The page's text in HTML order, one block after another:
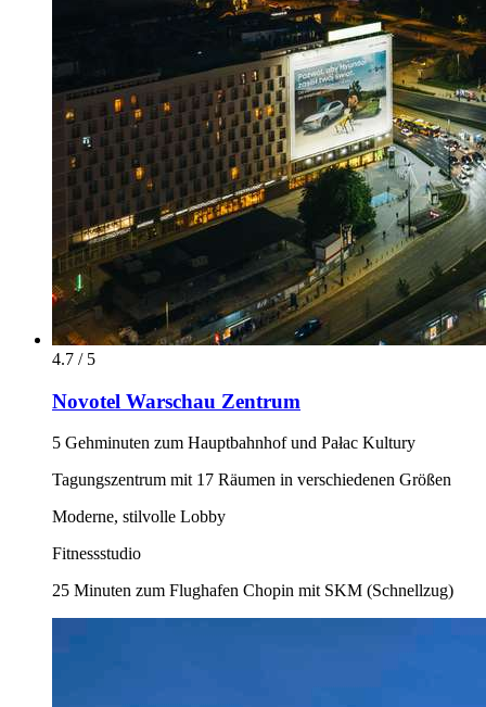
4.7 / 5
Novotel Warschau Zentrum
5 Gehminuten zum Hauptbahnhof und Pałac Kultury
Tagungszentrum mit 17 Räumen in verschiedenen Größen
Moderne, stilvolle Lobby
Fitnessstudio
25 Minuten zum Flughafen Chopin mit SKM (Schnellzug)